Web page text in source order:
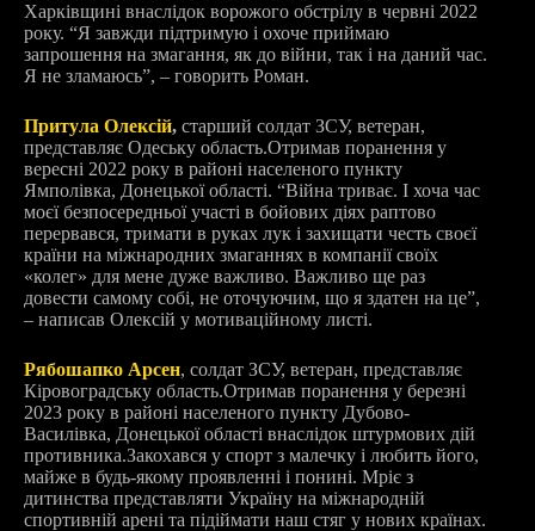
Харківщині внаслідок ворожого обстрілу в червні 2022
року. “Я завжди підтримую і охоче приймаю
запрошення на змагання, як до війни, так і на даний час.
Я не зламаюсь”, – говорить Роман.
Притула Олексій, старший солдат ЗСУ, ветеран,
представляє Одеську область.Отримав поранення у
вересні 2022 року в районі населеного пункту
Ямполівка, Донецької області. “Війна триває. І хоча час
моєї безпосередньої участі в бойових діях раптово
перервався, тримати в руках лук і захищати честь своєї
країни на міжнародних змаганнях в компанії своїх
«колег» для мене дуже важливо. Важливо ще раз
довести самому собі, не оточуючим, що я здатен на це”,
– написав Олексій у мотиваційному листі.
Рябошапко Арсен, солдат ЗСУ, ветеран, представляє
Кіровоградську область.Отримав поранення у березні
2023 року в районі населеного пункту Дубово-
Василівка, Донецької області внаслідок штурмових дій
противника.Закохався у спорт з малечку і любить його,
майже в будь-якому проявленні і понині. Мріє з
дитинства представляти Україну на міжнародній
спортивній арені та підіймати наш стяг у нових країнах.